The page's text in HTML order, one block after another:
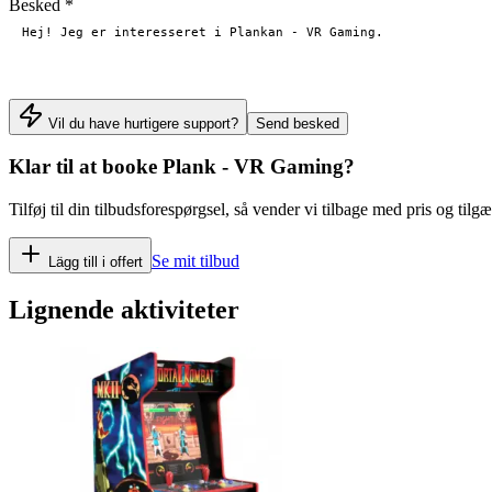
Besked *
Vil du have hurtigere support? Send besked
Klar til at booke Plank - VR Gaming?
Tilføj til din tilbudsforespørgsel, så vender vi tilbage med pris og
Lägg till i offert Se mit tilbud
Lignende aktiviteter